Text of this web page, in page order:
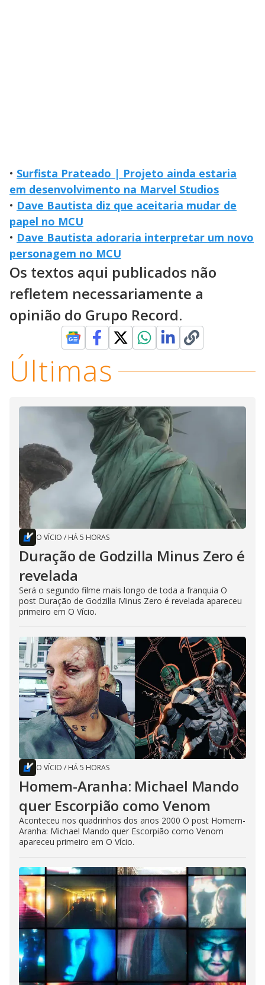
• Surfista Prateado | Projeto ainda estaria
em desenvolvimento na Marvel Studios
• Dave Bautista diz que aceitaria mudar de
papel no MCU
• Dave Bautista adoraria interpretar um novo
personagem no MCU
Os textos aqui publicados não
refletem necessariamente a
opinião do Grupo Record.
Últimas
O VÍCIO / HÁ 5 HORAS
Duração de Godzilla Minus Zero é
revelada
Será o segundo filme mais longo de toda a franquia O
post Duração de Godzilla Minus Zero é revelada apareceu
primeiro em O Vício.
O VÍCIO / HÁ 5 HORAS
Homem-Aranha: Michael Mando
quer Escorpião como Venom
Aconteceu nos quadrinhos dos anos 2000 O post Homem-
Aranha: Michael Mando quer Escorpião como Venom
apareceu primeiro em O Vício.